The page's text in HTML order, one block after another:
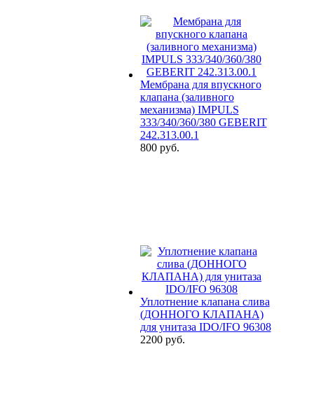
Мембрана для впускного
клапана (заливного
механизма) IMPULS
333/340/360/380 GEBERIT
242.313.00.1
800 руб.
Уплотнение клапана слива
(ДОННОГО КЛАПАНА)
для унитаза IDO/IFO 96308
2200 руб.